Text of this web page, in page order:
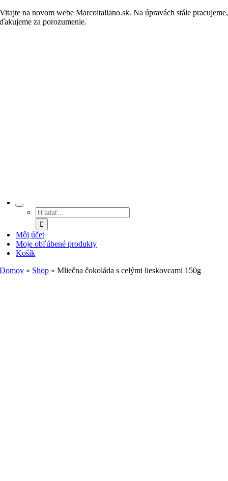
Skip
to
Vitajte na novom webe Marcoitaliano.sk. Na úpravách stále pracujeme,
ďakujeme za porozumenie.
Hľadať:
Môj účet
Moje obľúbené produkty
Košík
Domov » Shop »Mliečna čokoláda s celými lieskovcami 150g